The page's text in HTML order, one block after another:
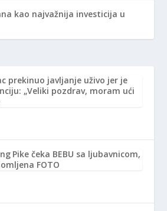
kao najvažnija investicija u
prekinuo javljanje uživo jer je
„Veliki pozdrav, moram ući
Pike čeka BEBU sa ljubavnicom,
FOTO